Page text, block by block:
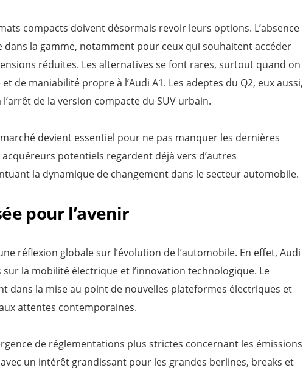
compacts doivent désormais revoir leurs options. L’absence
la gamme, notamment pour ceux qui souhaitent accéder
réduites. Les alternatives se font rares, surtout quand on
de maniabilité propre à l’Audi A1. Les adeptes du Q2, eux aussi,
de la version compacte du SUV urbain.
devient essentiel pour ne pas manquer les dernières
potentiels regardent déjà vers d’autres
la dynamique de changement dans le secteur automobile.
pour l’avenir
réflexion globale sur l’évolution de l’automobile. En effet, Audi
la mobilité électrique et l’innovation technologique. Le
dans la mise au point de nouvelles plateformes électriques et
attentes contemporaines.
de réglementations plus strictes concernant les émissions
un intérêt grandissant pour les grandes berlines, breaks et